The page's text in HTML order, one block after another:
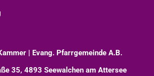
| Evang. Pfarrgemeinde A.B.
35, 4893 Seewalchen am Attersee